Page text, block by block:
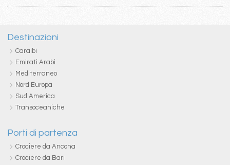
Destinazioni
Caraibi
Emirati Arabi
Mediterraneo
Nord Europa
Sud America
Transoceaniche
Porti di partenza
Crociere da Ancona
Crociere da Bari